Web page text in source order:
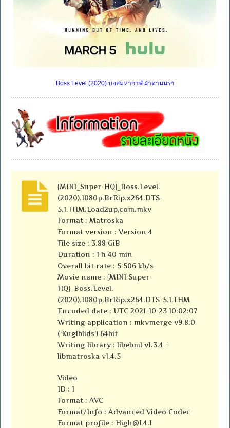
Boss Level (2020) บอสมหากาฬ ฝ่าด่านนรก
{MINI_Super-HQ}_Boss.Level.
(2020).1080p.BrRip.x264.DTS-
5.1.THM.Load2up,com.mkv
Format : Matroska
Format version : Version 4
File size : 3.88 GiB
Duration : 1 h 40 min
Overall bit rate : 5 506 kb/s
Movie name : {MINI Super-
HQ}_Boss.Level.
(2020).1080p.BrRip.x264.DTS-5.1.THM
Encoded date : UTC 2021-10-23 10:02:07
Writing application : mkvmerge v9.8.0
(‘Kuglblids’) 64bit
Writing library : libebml v1.3.4 +
libmatroska v1.4.5
Video
ID : 1
Format : AVC
Format/Info : Advanced Video Codec
Format profile :High@L4.1